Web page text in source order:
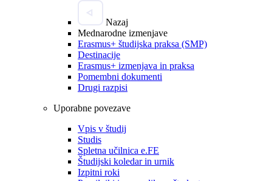
Nazaj
Mednarodne izmenjave
Erasmus+ študijska praksa (SMP)
Destinacije
Erasmus+ izmenjava in praksa
Pomembni dokumenti
Drugi razpisi
Uporabne povezave
Vpis v študij
Studis
Spletna učilnica e.FE
Študijski koledar in urnik
Izpitni roki